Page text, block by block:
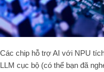
Các chip hỗ trợ AI với NPU
LLM cục bộ (có thể bạn đã